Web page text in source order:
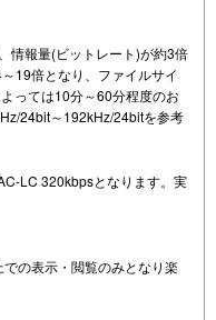
情報量(ビットレート)が約3倍
19倍となり、ファイルサイ
っては10分～60分程度のお
24bit～192kHz/24bitを参考
LC 320kbpsとなります。実
の表示・閲覧のみとなり楽